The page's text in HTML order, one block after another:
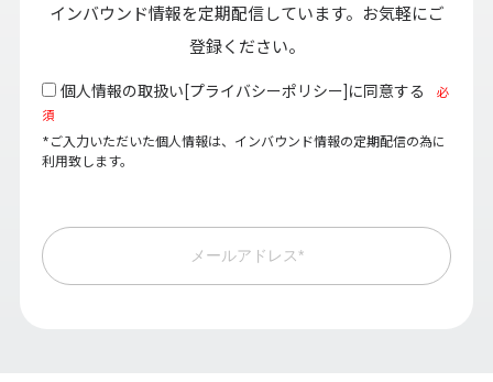
インバウンド情報を定期配信しています。お気軽にご
登録ください。
個人情報の取扱い[プライバシーポリシー]に同意する
必
須
*ご入力いただいた個人情報は、インバウンド情報の定期配信の為に
利用致します。
メールアドレス*